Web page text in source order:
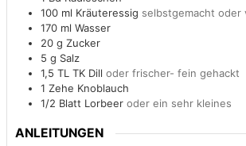
100 ml Kräuteressig selbstgemacht oder
170 ml Wasser
20 g Zucker
5 g Salz
1,5 TL TK Dill oder frischer- fein gehackt
1 Zehe Knoblauch
1/2 Blatt Lorbeer oder ein sehr kleines
ANLEITUNGEN